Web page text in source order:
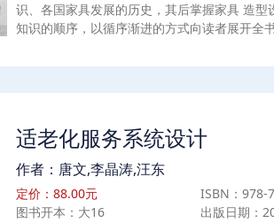
识、各国家具发展的历史，其后掌握家具 造型
知识的顺序，以循序渐进的方式向读者展开全
适老化服务系统设计
作者：唐文,李晶涛,汪东
定价：88.00元
ISBN：978-
图书开本：大16
出版日期：